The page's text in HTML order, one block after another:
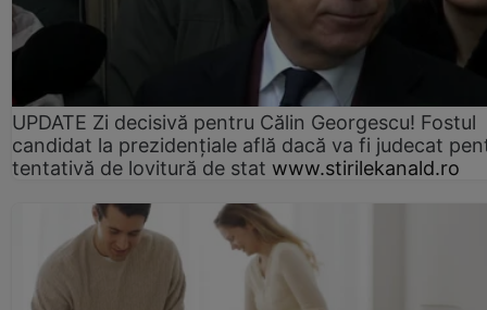
UPDATE Zi decisivă pentru Călin Georgescu! Fostul
candidat la prezidențiale află dacă va fi judecat
tentativă de lovitură de stat www.stirilekanald.ro